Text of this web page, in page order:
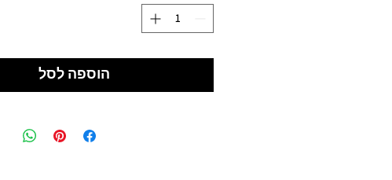
הוספה לסל